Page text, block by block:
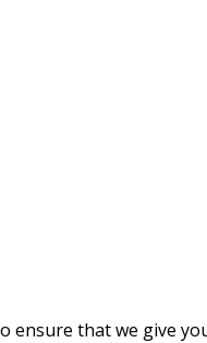
ensure that we give